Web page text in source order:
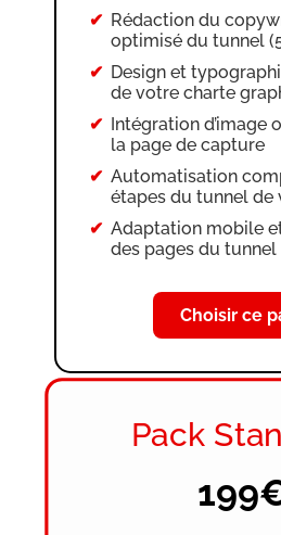
Rédaction du
optimisé du tunnel
Design et
de votre charte
Intégration d’image
la page de capture
Automatisation
étapes du tunnel de
Adaptation mobile
des pages du tunnel
Choisir ce
Pack